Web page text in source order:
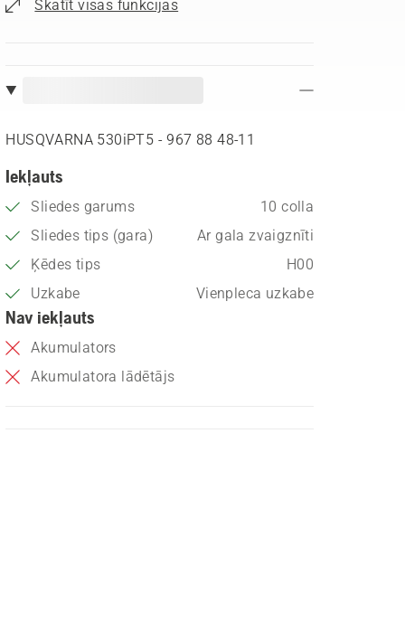
Skatīt visas funkcijas
HUSQVARNA 530iPT5 - 967 88 48‑11
Iekļauts
Sliedes garums
10 colla
Sliedes tips (gara)
Ar gala zvaigznīti
Ķēdes tips
H00
Uzkabe
Vienpleca uzkabe
Nav iekļauts
Akumulators
Akumulatora lādētājs